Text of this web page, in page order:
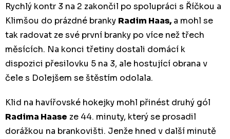
Rychlý kontr 3 na 2 zakončil po spolupráci s Říčkou a
Klimšou do prázdné branky Radim Haas, a mohl se
tak radovat ze své první branky po více než třech
měsících. Na konci třetiny dostali domácí k
dispozici přesilovku 5 na 3, ale hostující obrana v
čele s Dolejšem se štěstím odolala.
Klid na havířovské hokejky mohl přinést druhý gól
Radima Haase ze 44. minuty, který se prosadil
dorážkou na brankovišti. Jenže hned v další minutě